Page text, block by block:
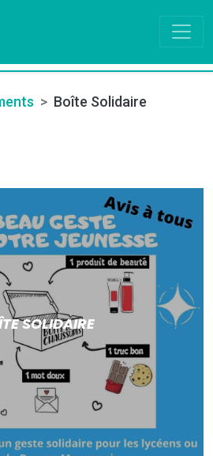
Boîte Solidaire
SOLIDAIRE